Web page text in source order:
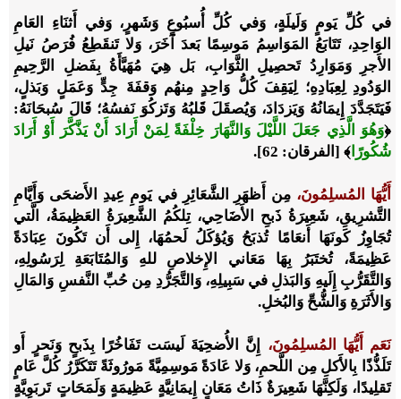
في كُلِّ يَومٍ وَلَيلَةٍ، وَفي كُلِّ أُسبُوعٍ وَشَهرٍ، وَفي أَثنَاءِ العَامِ
الوَاحِدِ، تَتَابَعُ المَوَاسِمُ مَوسِمًا بَعدَ آخَرَ، وَلا تَنقَطِعُ فُرَصُ نَيلِ
الأَجرِ وَمَوَارِدُ تَحصِيلِ الثَّوَابِ، بَل هِيَ مُهَيَّأَةُ بِفَضلِ الرَّحِيمِ
الوَدُودِ لِعِبَادِهِ؛ لِيَقِفَ كُلُّ وَاحِدٍ مِنهُم وَقفَةَ جِدٍّ وَعَمَلٍ وَبَذلٍ،
فَيَتَجَدَّدَ إِيمَانُهُ وَيَزدَادَ، وَيُصقَلَ قَلبُهُ وَتَزكُوَ نَفسُهُ؛ قَالَ سُبحَانَهُ:
﴿وَهُوَ الَّذِي جَعَلَ اللَّيْلَ وَالنَّهَارَ خِلْفَةً لِمَنْ أَرَادَ أَنْ يَذَّكَّرَ أَوْ أَرَادَ
شُكُورًا ﴾ [الفرقان: 62].
أَيُّهَا المُسلِمُونَ، مِن أَظهَرِ الشَّعَائِرِ في يَومِ عِيدِ الأَضحَى وَأَيَّامِ
التَّشرِيقِ، شَعِيرَةُ ذَبحِ الأَضَاحِي، تِلكُمُ الشَّعِيرَةُ العَظِيمَةُ، الَّتي
تُجَاوِزُ كَونَهَا أَنعَامًا تُذبَحُ وَيُؤكَلُ لَحمُهَا، إِلى أَن تَكُونَ عِبَادَةً
عَظِيمَةً، تُختَبَرُ بِهَا مَعَاني الإِخلاصِ للهِ وَالمُتَابَعَةِ لِرَسُولِهِ،
وَالتَّقَرُّبِ إِلَيهِ وَالبَذلِ في سَبِيلِهِ، وَالتَّجَرُّدِ مِن حُبِّ النَّفسِ وَالمَالِ
وَالأَثَرَةِ وَالشُّحِّ وَالبُخلِ.
نَعَم أَيُّهَا المُسلِمُونَ، إِنَّ الأُضحِيَةَ لَيسَت تَفَاخُرًا بِذَبحٍ وَنَحرٍ أَو
تَلَذُّذًا بِالأَكلِ مِن اللَّحمِ، وَلا عَادَةً مَوسِمِيَّةً مَورُوثَةً تَتَكَرَّرُ كُلَّ عَامٍ
تَقلِيدًا، وَلَكِنَّهَا شَعِيرَةٌ ذَاتُ مَعَانٍ إِيمَانِيَّةٍ عَظِيمَةٍ وَلَمَحَاتٍ تَربَوِيَّةٍ